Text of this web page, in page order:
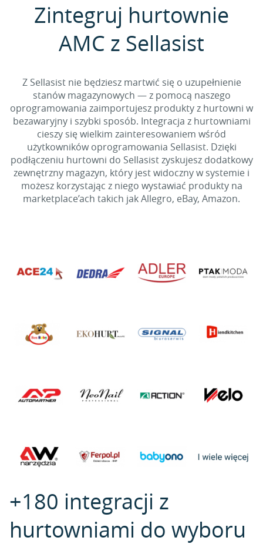
Zintegruj hurtownie
AMC z Sellasist
Z Sellasist nie będziesz martwić się o uzupełnienie
stanów magazynowych — z pomocą naszego
oprogramowania zaimportujesz produkty z hurtowni w
bezawaryjny i szybki sposób. Integracja z hurtowniami
cieszy się wielkim zainteresowaniem wśród
użytkowników oprogramowania Sellasist. Dzięki
podłączeniu hurtowni do Sellasist zyskujesz dodatkowy
zewnętrzny magazyn, który jest widoczny w systemie i
możesz korzystając z niego wystawiać produkty na
marketplace’ach takich jak Allegro, eBay, Amazon.
+180 integracji z
hurtowniami do wyboru